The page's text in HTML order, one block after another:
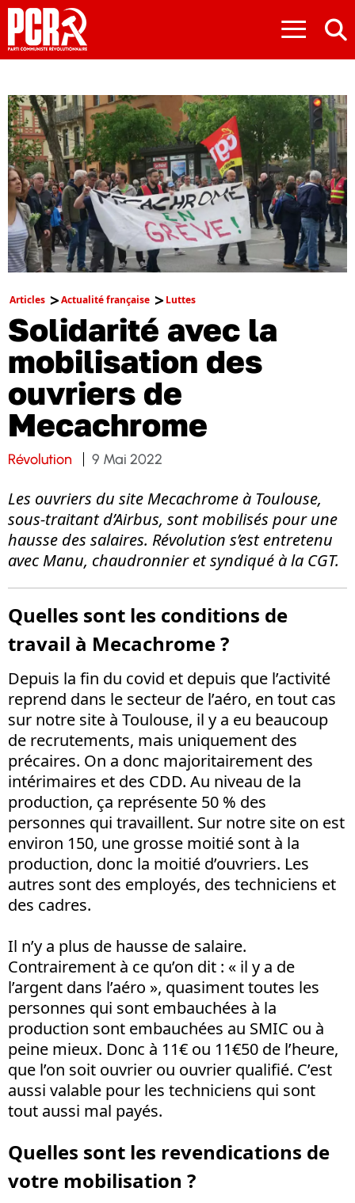
≡
Articles Actualité française Luttes
Solidarité avec la
mobilisation des
ouvriers de
Mecachrome
Révolution 9 Mai 2022
Les ouvriers du site Mecachrome à Toulouse,
sous-traitant d’Airbus, sont mobilisés pour une
hausse des salaires. Révolution s’est entretenu
avec Manu, chaudronnier et syndiqué à la CGT.
Quelles sont les conditions de
travail à Mecachrome ?
Depuis la fin du covid et depuis que l’activité
reprend dans le secteur de l’aéro, en tout cas
sur notre site à Toulouse, il y a eu beaucoup
de recrutements, mais uniquement des
précaires. On a donc majoritairement des
intérimaires et des CDD. Au niveau de la
production, ça représente 50 % des
personnes qui travaillent. Sur notre site on est
environ 150, une grosse moitié sont à la
production, donc la moitié d’ouvriers. Les
autres sont des employés, des techniciens et
des cadres.
Il n’y a plus de hausse de salaire.
Contrairement à ce qu’on dit : « il y a de
l’argent dans l’aéro », quasiment toutes les
personnes qui sont embauchées à la
production sont embauchées au SMIC ou à
peine mieux. Donc à 11€ ou 11€50 de l’heure,
que l’on soit ouvrier ou ouvrier qualifié. C’est
aussi valable pour les techniciens qui sont
tout aussi mal payés.
Quelles sont les revendications de
votre mobilisation ?